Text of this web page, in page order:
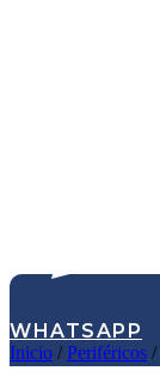
WHATSAPP
Inicio /Periféricos /